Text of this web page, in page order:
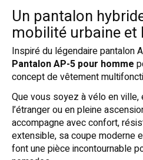
Un pantalon
mobilité urbaine et
Inspiré du légendaire pantalon
Pantalon AP-5 pour homme
concept de vêtement
Que vous soyez à vélo en ville,
l’étranger ou en pleine
accompagne avec confort,
extensible, sa coupe moderne
font une pièce incontournable